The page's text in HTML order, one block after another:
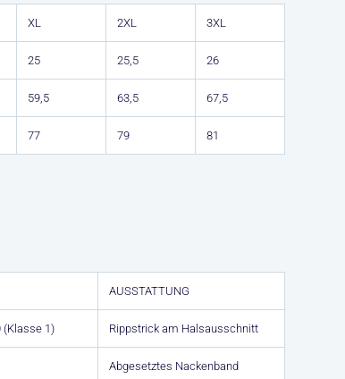
XL 2XL 3XL
25 25,5 26
59,5 63,5 67,5
77 79 81
AUSSTATTUNG
(Klasse 1) Rippstrick am Halsausschnitt
Abgesetztes Nackenband